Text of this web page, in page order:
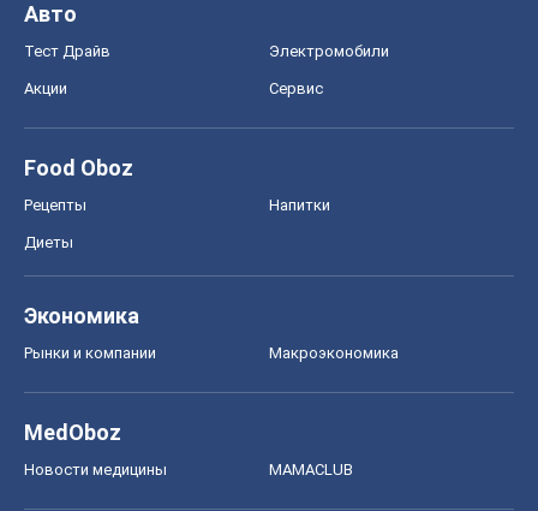
Авто
Тест Драйв Электромобили
Акции Сервис
Food Oboz
Рецепты Напитки
Диеты
Экономика
Рынки и компании Mакроэкономика
MedOboz
Новости медицины MAMACLUB